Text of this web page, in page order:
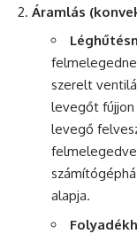
Áramlás
szerelt
levegőt fújjon
levegő
alapja.